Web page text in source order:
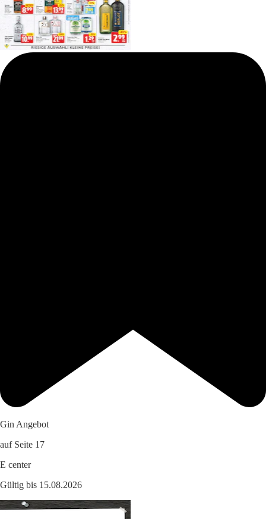
Gin Angebot
auf Seite 17
E center
Gültig bis 15.08.2026